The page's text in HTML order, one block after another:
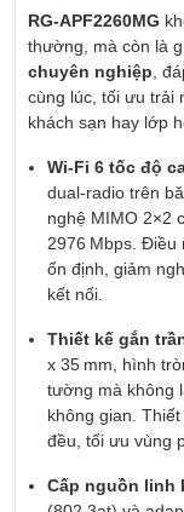
RG‑APF2260MG
thường, mà còn là
chuyên nghiệp,
cùng lúc, tối ưu trải
khách sạn hay lớp
Wi‑Fi 6 tốc độ
dual-radio trên
nghệ MIMO 2×2
2976 Mbps. Điều
ổn định, giảm
kết nối.
Thiết kế gắn
x 35 mm, hình
tường mà không
không gian.
đều, tối ưu vùng
Cấp nguồn linh